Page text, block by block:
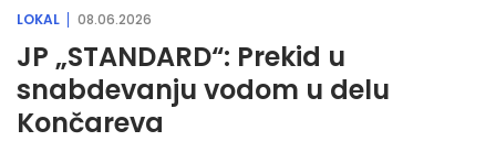
LOKAL 08.06.2026
JP „STANDARD“: Prekid u
snabdevanju vodom u delu
Končareva